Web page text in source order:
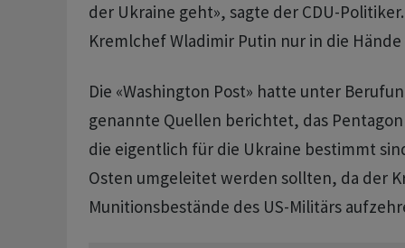
der Ukraine geht», sagte der CDU-
Kremlchef Wladimir Putin nur in die Hände
Die «Washington Post» hatte unter
genannte Quellen berichtet, das
die eigentlich für die Ukraine bestimmt
Osten umgeleitet werden sollten, da der
Munitionsbestände des US-Militärs